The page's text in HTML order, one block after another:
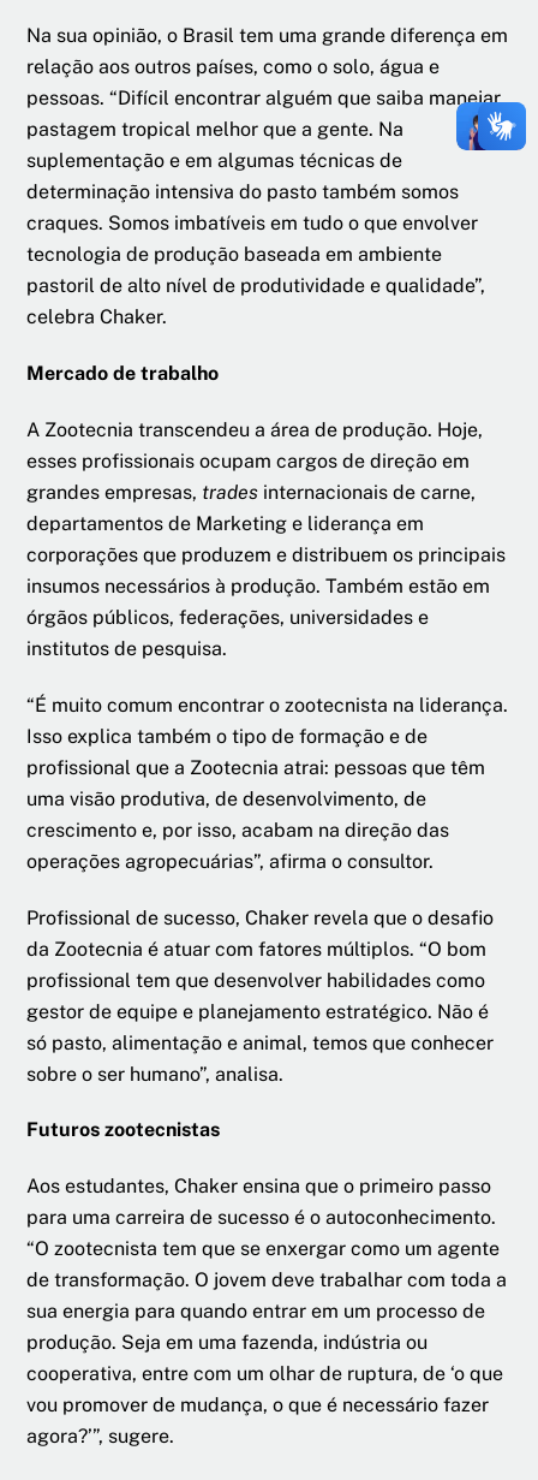
Na sua opinião, o Brasil tem uma grande diferença em
relação aos outros países, como o solo, água e
pessoas. “Difícil encontrar alguém que saiba manejar
pastagem tropical melhor que a gente. Na
suplementação e em algumas técnicas de
determinação intensiva do pasto também somos
craques. Somos imbatíveis em tudo o que envolver
tecnologia de produção baseada em ambiente
pastoril de alto nível de produtividade e qualidade”,
celebra Chaker.
Mercado de trabalho
A Zootecnia transcendeu a área de produção. Hoje,
esses profissionais ocupam cargos de direção em
grandes empresas, trades internacionais de carne,
departamentos de Marketing e liderança em
corporações que produzem e distribuem os principais
insumos necessários à produção. Também estão em
órgãos públicos, federações, universidades e
institutos de pesquisa.
“É muito comum encontrar o zootecnista na liderança.
Isso explica também o tipo de formação e de
profissional que a Zootecnia atrai: pessoas que têm
uma visão produtiva, de desenvolvimento, de
crescimento e, por isso, acabam na direção das
operações agropecuárias”, afirma o consultor.
Profissional de sucesso, Chaker revela que o desafio
da Zootecnia é atuar com fatores múltiplos. “O bom
profissional tem que desenvolver habilidades como
gestor de equipe e planejamento estratégico. Não é
só pasto, alimentação e animal, temos que conhecer
sobre o ser humano”, analisa.
Futuros zootecnistas
Aos estudantes, Chaker ensina que o primeiro passo
para uma carreira de sucesso é o autoconhecimento.
“O zootecnista tem que se enxergar como um agente
de transformação. O jovem deve trabalhar com toda a
sua energia para quando entrar em um processo de
produção. Seja em uma fazenda, indústria ou
cooperativa, entre com um olhar de ruptura, de ‘o que
vou promover de mudança, o que é necessário fazer
agora?’”, sugere.